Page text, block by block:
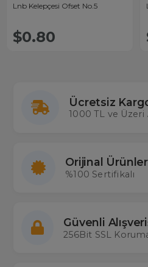
Lnb Kelepçesi Ofset No.5
$0.80
Ücretsiz
1000 TL ve Üzeri
Orijinal Ürünler
%100 Sertifikalı
Güvenli
256Bit SSL